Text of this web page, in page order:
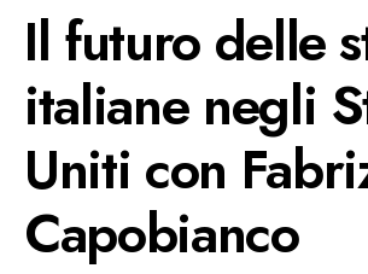
Il futuro delle
italiane negli
Uniti con
Capobianco